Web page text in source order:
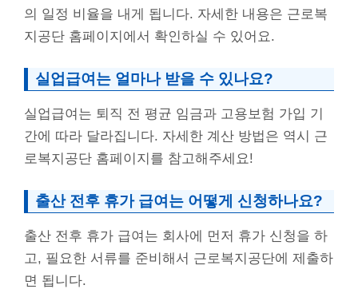
의 일정 비율을 내게 됩니다. 자세한 내용은 근로복
지공단 홈페이지에서 확인하실 수 있어요.
실업급여는 얼마나 받을 수 있나요?
실업급여는 퇴직 전 평균 임금과 고용보험 가입 기
간에 따라 달라집니다. 자세한 계산 방법은 역시 근
로복지공단 홈페이지를 참고해주세요!
출산 전후 휴가 급여는 어떻게 신청하나요?
출산 전후 휴가 급여는 회사에 먼저 휴가 신청을 하
고, 필요한 서류를 준비해서 근로복지공단에 제출하
면 됩니다.